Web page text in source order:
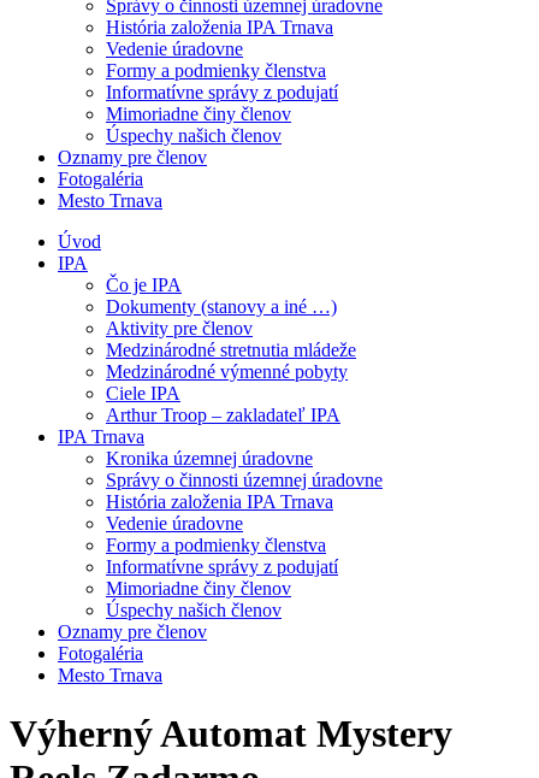
Správy o činnosti územnej úradovne
História založenia IPA Trnava
Vedenie úradovne
Formy a podmienky členstva
Informatívne správy z podujatí
Mimoriadne činy členov
Úspechy našich členov
Oznamy pre členov
Fotogaléria
Mesto Trnava
Úvod
IPA
Čo je IPA
Dokumenty (stanovy a iné …)
Aktivity pre členov
Medzinárodné stretnutia mládeže
Medzinárodné výmenné pobyty
Ciele IPA
Arthur Troop – zakladateľ IPA
IPA Trnava
Kronika územnej úradovne
Správy o činnosti územnej úradovne
História založenia IPA Trnava
Vedenie úradovne
Formy a podmienky členstva
Informatívne správy z podujatí
Mimoriadne činy členov
Úspechy našich členov
Oznamy pre členov
Fotogaléria
Mesto Trnava
Výherný Automat Mystery